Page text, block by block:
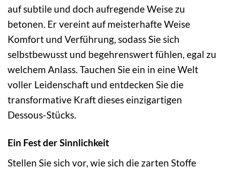
auf subtile und doch aufregende Weise zu
betonen. Er vereint auf meisterhafte Weise
Komfort und Verführung, sodass Sie sich
selbstbewusst und begehrenswert fühlen, egal zu
welchem Anlass. Tauchen Sie ein in eine Welt
voller Leidenschaft und entdecken Sie die
transformative Kraft dieses einzigartigen
Dessous-Stücks.
Ein Fest der Sinnlichkeit
Stellen Sie sich vor, wie sich die zarten Stoffe